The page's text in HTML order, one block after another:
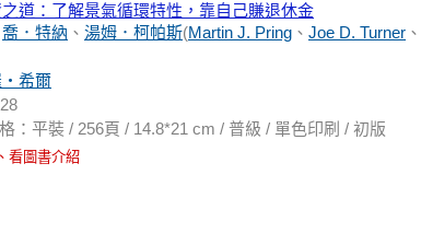
道：了解景氣循環特性，靠自己賺退休金
喬．特納 、 湯姆．柯帕斯(Martin J. Pring 、 Joe D. Turner 、
‧希爾
：平裝 / 256頁 / 14.8*21 cm / 普級 / 單色印刷 / 初版
看圖書介紹